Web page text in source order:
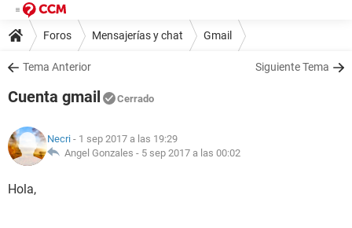
Foros Mensajerías y chat Gmail
Tema Anterior Siguiente Tema
Cuenta gmail Cerrado
Necri - 1 sep 2017 a las 19:29
Angel Gonzales - 5 sep 2017 a las 00:02
Hola,